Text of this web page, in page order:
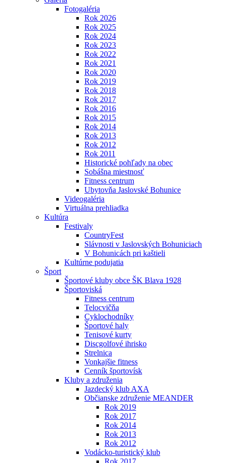
Fotogaléria
Rok 2026
Rok 2025
Rok 2024
Rok 2023
Rok 2022
Rok 2021
Rok 2020
Rok 2019
Rok 2018
Rok 2017
Rok 2016
Rok 2015
Rok 2014
Rok 2013
Rok 2012
Rok 2011
Historické pohľady na obec
Sobášna miestnosť
Fitness centrum
Ubytovňa Jaslovské Bohunice
Videogaléria
Virtuálna prehliadka
Kultúra
Festivaly
CountryFest
Slávnosti v Jaslovských Bohuniciach
V Bohunicách pri kaštieli
Kultúrne podujatia
Šport
Športové kluby obce ŠK Blava 1928
Športoviská
Fitness centrum
Telocvičňa
Cyklochodníky
Športové haly
Tenisové kurty
Discgolfové ihrisko
Strelnica
Vonkajšie fitness
Cenník športovísk
Kluby a združenia
Jazdecký klub AXA
Občianske združenie MEANDER
Rok 2019
Rok 2017
Rok 2014
Rok 2013
Rok 2012
Vodácko-turistický klub
Rok 2017